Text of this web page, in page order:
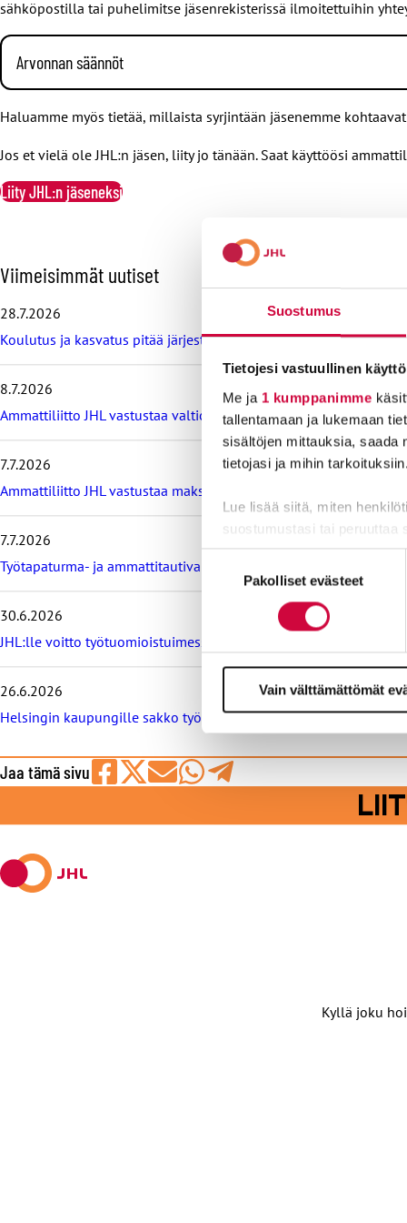
Suostumus
Tietojesi vastuullinen käyttö
Me ja 1 kumppanimme
tallentamaan ja lukemaan
sisältöjen mittauksia, saada
tietojasi ja mihin tarkoituksiin.
Lue lisää siitä, miten
suostumustasi tai peruuttaa
Evästeistä osa on
Pakolliset evästeet
Vain välttämättömät
sähköpostilla tai puhelimitse jäsenrekisterissä ilmoitettuihin
Arvonnan säännöt
antaneiden kesken arvotaan viisi (5) kappaletta Finnkinon 30
yhteydessä henkilökohtaisesti sähköpostilla tai puhelimitse
Arvonnan säännöt:
• Arvontaan voi osallistua kyselyn ollessa auki 25.9.–9.10.2023.
• Jos voittajaan ei saada yhteyttä tai jos hän ei toimita
• Palkinnot toimitetaan sähköisesti voittajan toivomaan
• Palkintoa ei voi vaihtaa rahaksi, eikä sitä voi siirtää
mikäli voittaja ei voi vastaanottaa palkintoa. Voittaja voi myös
• Arvontaan osallistuminen voidaan evätä epäsopivan
•JHL:n henkilökunta tai heidän perheenjäsenensä eivät voi
• Pidätämme oikeuden sääntömuutoksiin.
Haluamme myös tietää, millaista syrjintään jäsenemme
Jos et vielä ole JHL:n jäsen, liity jo tänään. Saat käyttöösi
Liity JHL:n jäseneksi
O
h
i
t
a
i
m
s
i
ä
t
u
u
t
s
e
t
Viimeisimmät uutiset
28.7.2026
Koulutus ja kasvatus pitää järjestää lasten ja nuorten
8.7.2026
Ammattiliitto JHL vastustaa valtiokonttoria koskevan lain
7.7.2026
Ammattiliitto JHL vastustaa maksullisia avoimia
7.7.2026
Työtapaturma- ja ammattitautivakuutus turvaa työelämässä, tiedä
30.6.2026
JHL:lle voitto työtuomioistuimessa: raitiovaununkuljettaja
26.6.2026
Helsingin kaupungille sakko työtuomioistuimesta, syynä
Jaa tämä sivu
Kyllä joku